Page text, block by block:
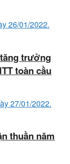
trưởng
toàn cầu
thuần năm